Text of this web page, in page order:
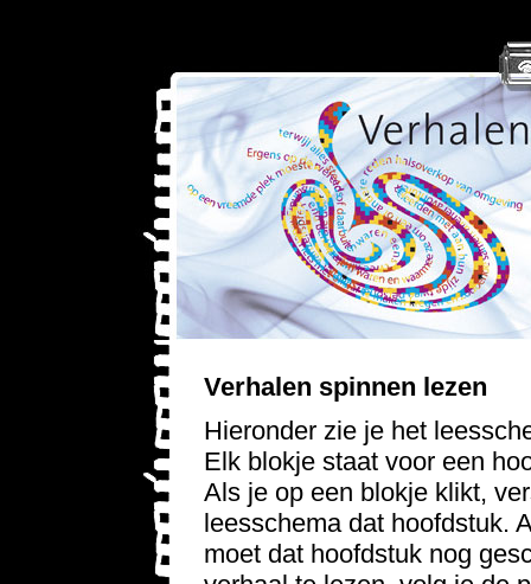
Verhalen spinnen lezen
Hieronder zie je het
Elk blokje staat voor een
Als je op een blokje klikt,
leesschema dat hoofdstuk.
moet dat hoofdstuk nog